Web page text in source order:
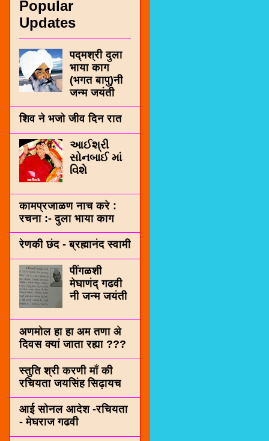
Popular
Updates
पद्मश्री दुला
भाया काग
(भगत बापु)नी
जन्म जयंती
शिव ने भजो जीव दिन रात
આઈશ્રી
સોનબાઈ માં
વિશે
कामप्रजाळण नाच करे :
रचना :- दुला भाया काग
रेणकी छंद - ब्रह्मानंद स्वामी
पींगळशी
मेघाणंद् गढवी
नी जन्म जयंती
अणमोल हा हा अम तणा अे
दिवस क्यां जाता रह्या ???
स्तुति श्री करणी माँ की
रचियता जयसिंह सिढ़ायच
आई सोनल आदेश -रचियता
- मेघराज गढवी